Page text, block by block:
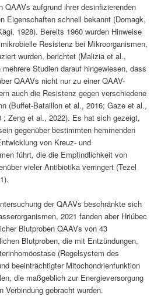
QAAVs aufgrund ihrer desinfizierenden
Eigenschaften schnell bekannt (Domagk,
1928). Bereits 1960 wurden Hinweise
Resistenz bei Mikroorganismen,
wurden, berichtet (Malizia et al.,
Studien darauf hingewiesen, dass
QAAVs nicht nur zu einer QAAV-
auch die Resistenz gegen verschiedene
(Buffet-Bataillon et al., 2016; Gaze et al.,
; Zeng et al., 2022). Es hat sich gezeigt,
gegenüber bestimmten hemmenden
von Kreuz- und
führt, die die Empfindlichkeit von
vieler Antibiotika verringert (Tezel
der QAAVs beschränkte sich
2021 fanden aber Hriúbec
Blutproben QAAVs von 43
Blutproben, die mit Entzündungen,
(Regelsystem des
beeinträchtigter Mitochondrienfunktion
die maßgeblich zur Energieversorgung
Verbindung gebracht wurden.